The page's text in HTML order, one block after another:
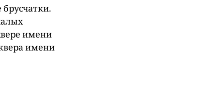
имени
имени